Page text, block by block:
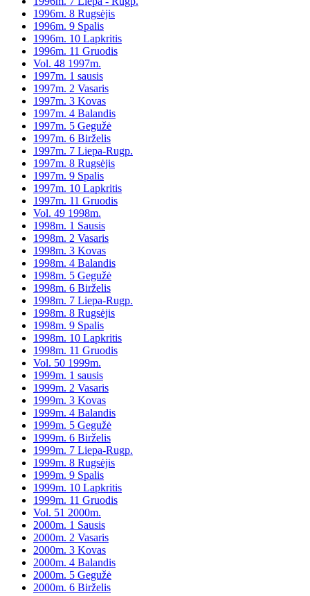
1996m. 8 Rugsėjis
1996m. 9 Spalis
1996m. 10 Lapkritis
1996m. 11 Gruodis
Vol. 48 1997m.
1997m. 1 sausis
1997m. 2 Vasaris
1997m. 3 Kovas
1997m. 4 Balandis
1997m. 5 Gegužė
1997m. 6 Birželis
1997m. 7 Liepa-Rugp.
1997m. 8 Rugsėjis
1997m. 9 Spalis
1997m. 10 Lapkritis
1997m. 11 Gruodis
Vol. 49 1998m.
1998m. 1 Sausis
1998m. 2 Vasaris
1998m. 3 Kovas
1998m. 4 Balandis
1998m. 5 Gegužė
1998m. 6 Birželis
1998m. 7 Liepa-Rugp.
1998m. 8 Rugsėjis
1998m. 9 Spalis
1998m. 10 Lapkritis
1998m. 11 Gruodis
Vol. 50 1999m.
1999m. 1 sausis
1999m. 2 Vasaris
1999m. 3 Kovas
1999m. 4 Balandis
1999m. 5 Gegužė
1999m. 6 Birželis
1999m. 7 Liepa-Rugp.
1999m. 8 Rugsėjis
1999m. 9 Spalis
1999m. 10 Lapkritis
1999m. 11 Gruodis
Vol. 51 2000m.
2000m. 1 Sausis
2000m. 2 Vasaris
2000m. 3 Kovas
2000m. 4 Balandis
2000m. 5 Gegužė
2000m. 6 Birželis